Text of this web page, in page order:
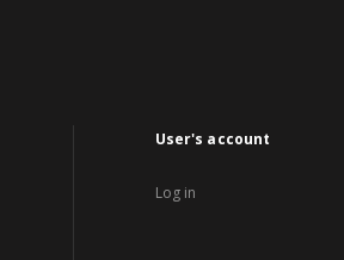
User's account
Log in